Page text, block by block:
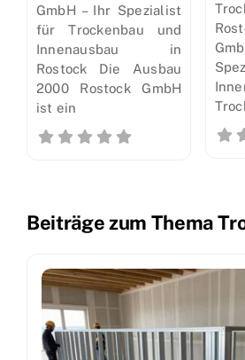
GmbH – Ihr Spezialist
für Trockenbau und
Innenausbau in
Rostock Die Ausbau
2000 Rostock GmbH
ist ein
Beiträge zum Thema